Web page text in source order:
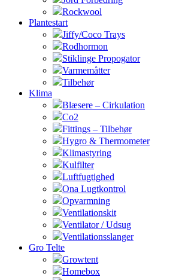
Rockwool
Plantestart
Jiffy/Coco Trays
Rodhormon
Stiklinge Propogator
Varmemåtter
Tilbehør
Klima
Blæsere – Cirkulation
Co2
Fittings – Tilbehør
Hygro & Thermometer
Klimastyring
Kulfilter
Luftfugtighed
Ona Lugtkontrol
Opvarmning
Ventilationskit
Ventilator / Udsug
Ventilationsslanger
Gro Telte
Growtent
Homebox